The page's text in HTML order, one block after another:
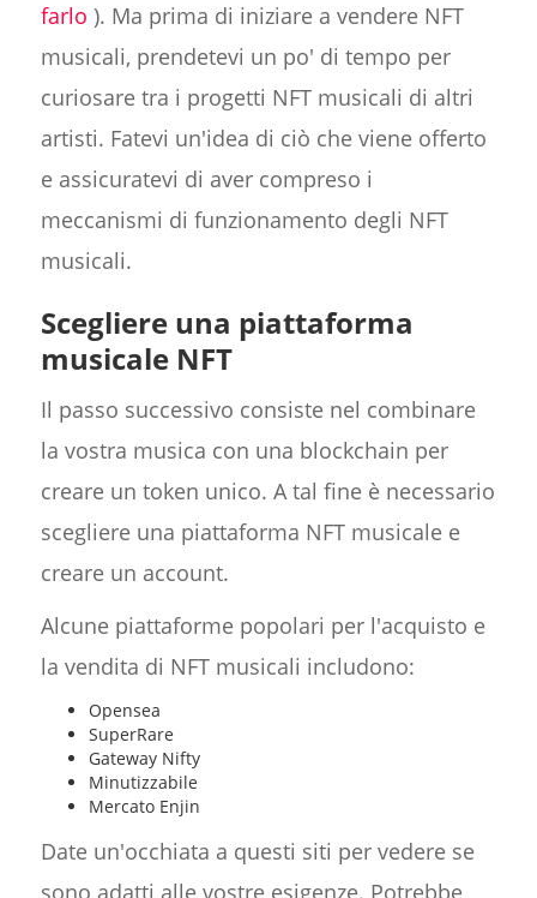
farlo ). Ma prima di iniziare a vendere NFT
musicali, prendetevi un po' di tempo per
curiosare tra i progetti NFT musicali di altri
artisti. Fatevi un'idea di ciò che viene offerto
e assicuratevi di aver compreso i
meccanismi di funzionamento degli NFT
musicali.
Scegliere una piattaforma
musicale NFT
Il passo successivo consiste nel combinare
la vostra musica con una blockchain per
creare un token unico. A tal fine è necessario
scegliere una piattaforma NFT musicale e
creare un account.
Alcune piattaforme popolari per l'acquisto e
la vendita di NFT musicali includono:
Opensea
SuperRare
Gateway Nifty
Minutizzabile
Mercato Enjin
Date un'occhiata a questi siti per vedere se